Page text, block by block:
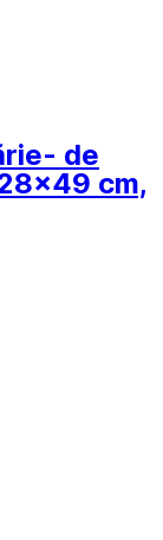
- de
cm,